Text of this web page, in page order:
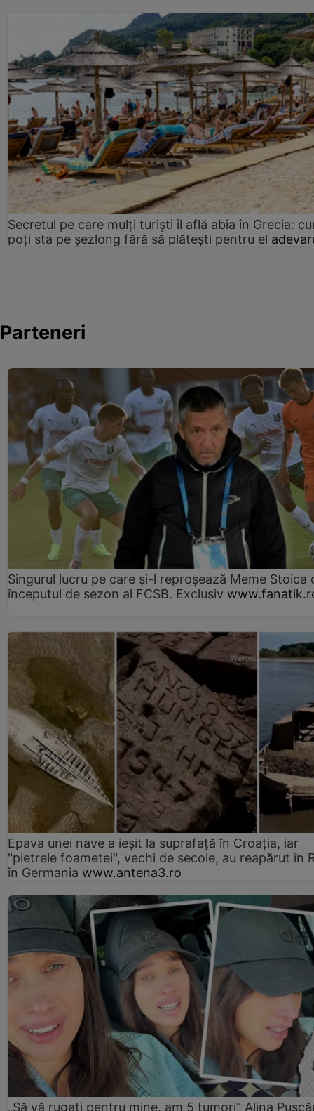
Secretul pe care mulți turiști îl află abia în Grecia:
poți sta pe șezlong fără să plătești pentru el
Parteneri
Singurul lucru pe care și-l reproșează Meme Stoica
începutul de sezon al FCSB. Exclusiv
Epava unei nave a ieșit la suprafață în Croația, iar
"pietrele foametei", vechi de secole, au reapărut în
în Germania www.antena3.ro
„Să vă rugați pentru mine, am 5 tumori” Alina